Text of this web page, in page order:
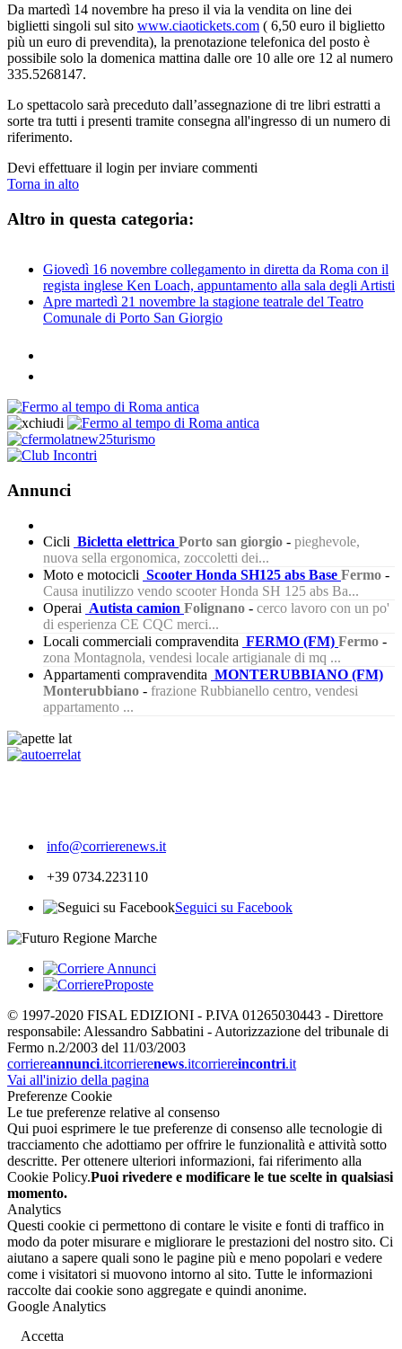
Da martedì 14 novembre ha preso il via la vendita on line dei
biglietti singoli sul sito www.ciaotickets.com ( 6,50 euro il biglietto
più un euro di prevendita), la prenotazione telefonica del posto è
possibile solo la domenica mattina dalle ore 10 alle ore 12 al numero
335.5268147.
Lo spettacolo sarà preceduto dall’assegnazione di tre libri estratti a
sorte tra tutti i presenti tramite consegna all'ingresso di un numero di
riferimento.
Devi effettuare il login per inviare commenti
Torna in alto
Altro in questa categoria:
Giovedì 16 novembre collegamento in diretta da Roma con il
regista inglese Ken Loach, appuntamento alla sala degli Artisti
Apre martedì 21 novembre la stagione teatrale del Teatro
Comunale di Porto San Giorgio
Annunci
Cicli Bicletta elettrica Porto san giorgio - pieghevole,
nuova sella ergonomica, zoccoletti dei...
Moto e motocicli Scooter Honda SH125 abs Base Fermo -
Causa inutilizzo vendo scooter Honda SH 125 abs Ba...
Operai Autista camion Folignano - cerco lavoro con un po'
di esperienza CE CQC merci...
Locali commerciali compravendita FERMO (FM) Fermo -
zona Montagnola, vendesi locale artigianale di mq ...
Appartamenti compravendita MONTERUBBIANO (FM)
Monterubbiano - frazione Rubbianello centro, vendesi
appartamento ...
info@corrierenews.it
+39 0734.223110
Seguici su Facebook
© 1997-2020 FISAL EDIZIONI - P.IVA 01265030443 - Direttore
responsabile: Alessandro Sabbatini - Autorizzazione del tribunale di
Fermo n.2/2003 del 11/03/2003
corriereannunci.itcorrierenews.itcorriereincontri.it
Vai all'inizio della pagina
Preferenze Cookie
Le tue preferenze relative al consenso
Qui puoi esprimere le tue preferenze di consenso alle tecnologie di
tracciamento che adottiamo per offrire le funzionalità e attività sotto
descritte. Per ottenere ulteriori informazioni, fai riferimento alla
Cookie Policy.Puoi rivedere e modificare le tue scelte in qualsiasi
momento.
Analytics
Questi cookie ci permettono di contare le visite e fonti di traffico in
modo da poter misurare e migliorare le prestazioni del nostro sito. Ci
aiutano a sapere quali sono le pagine più e meno popolari e vedere
come i visitatori si muovono intorno al sito. Tutte le informazioni
raccolte dai cookie sono aggregate e quindi anonime.
Google Analytics
Accetta